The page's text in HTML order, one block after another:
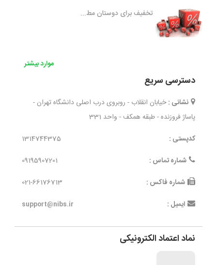
تخفیف برای دوستان مط...
موارد بیشتر
دسترسی سریع
نشانی : خیابان انقلاب - روبروی درب اصلی دانشگاه تهران -
پاساژ فروزنده - طبقه همکف - واحد 331
کدپستی :
1314744375
شماره تماس :
09195907201
شماره فاکس :
021-66176713
ایمیل :
support@nibs.ir
نماد اعتماد الکترونیکی